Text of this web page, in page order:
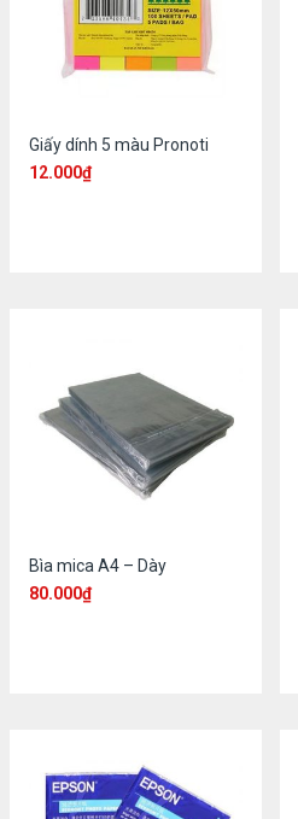
Giấy dính 5 màu Pronoti
12.000₫
Bìa mica A4 – Dày
80.000₫